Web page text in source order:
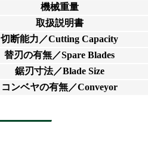
機械重量
取扱説明書
切断能力／Cutting Capacity
替刃の有無／Spare Blades
鋸刃寸法／Blade Size
コンベヤの有無／Conveyor